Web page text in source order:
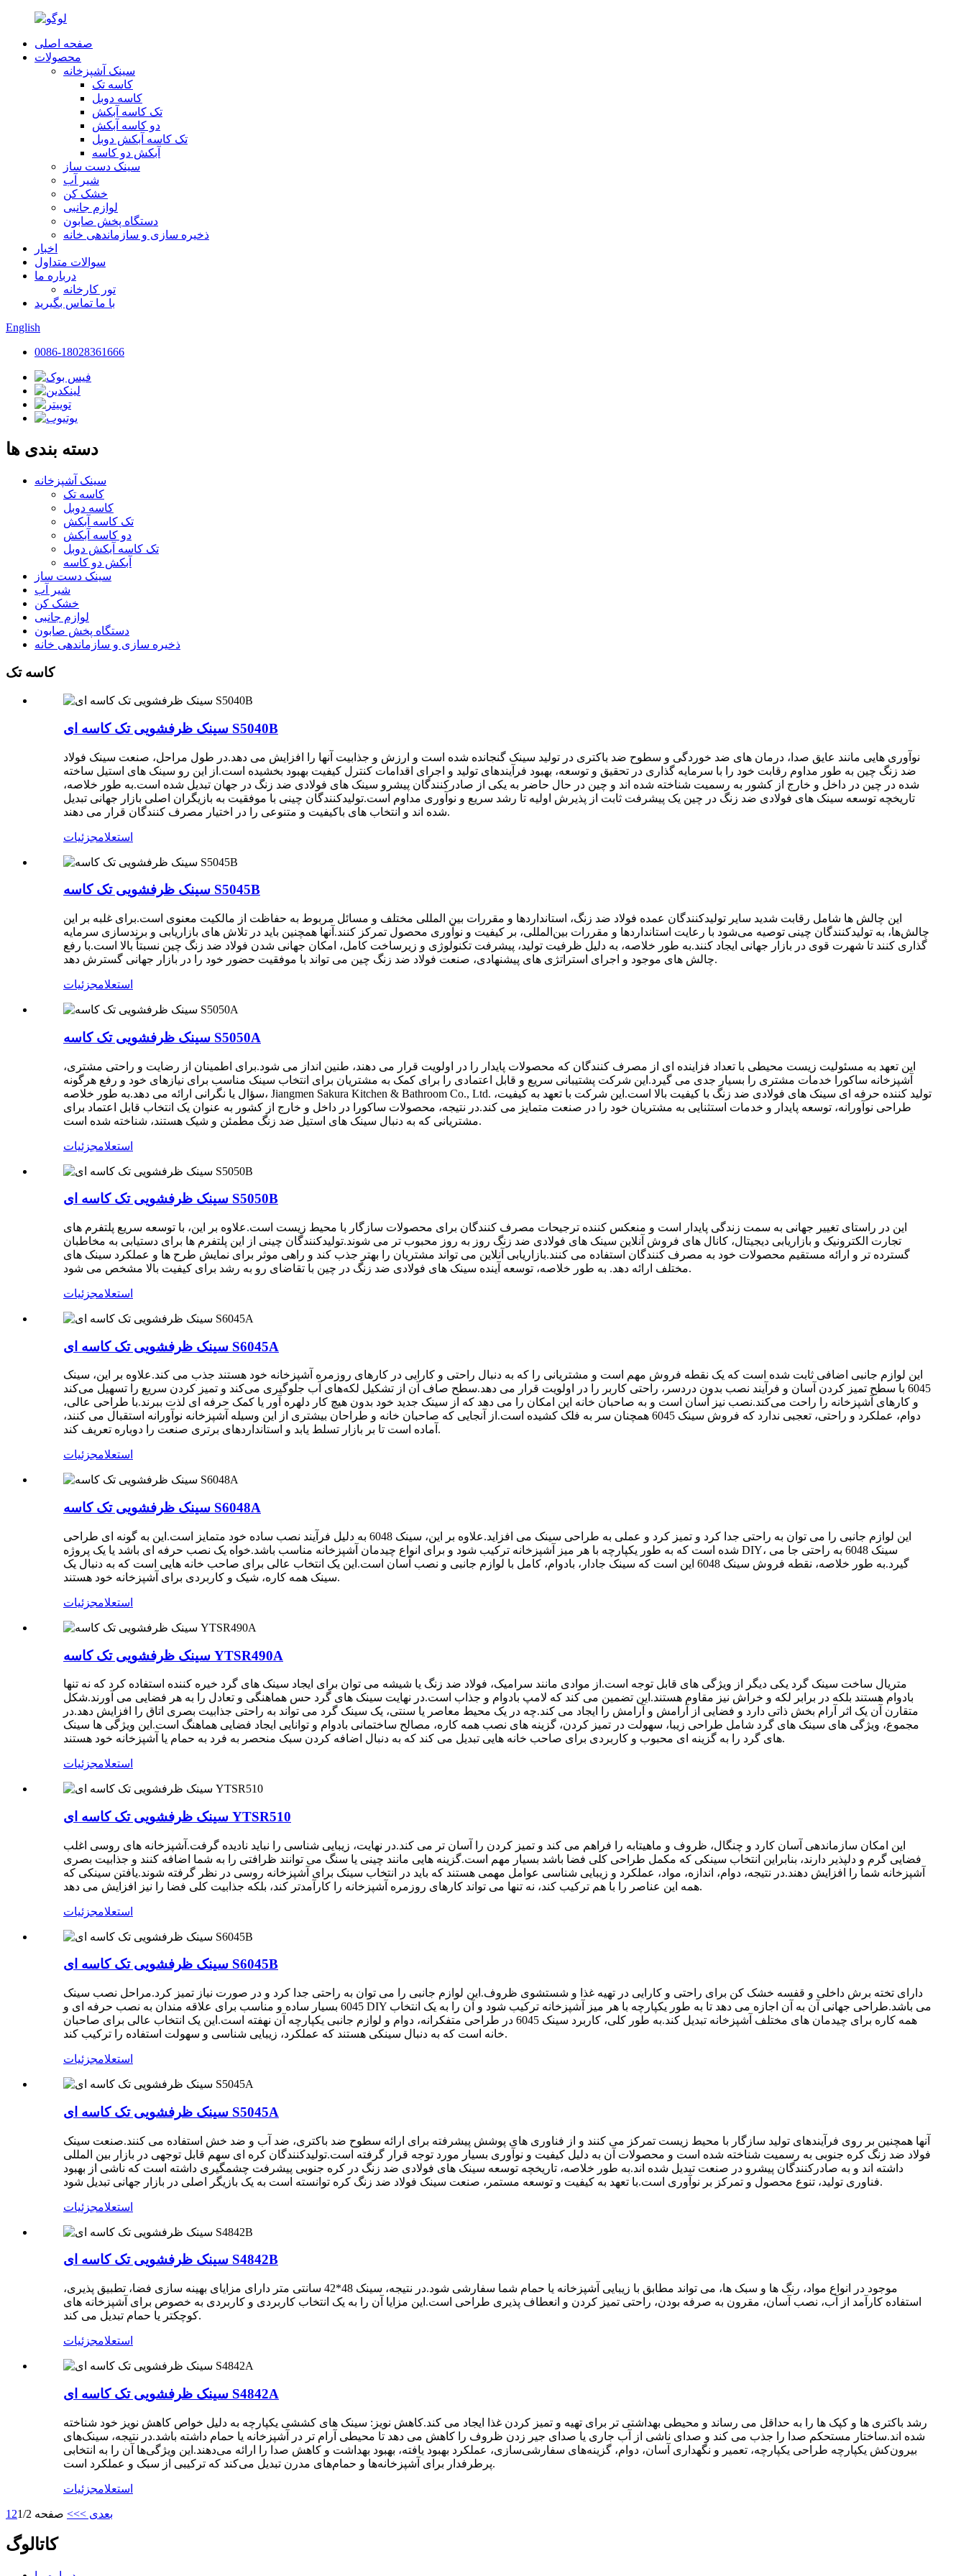
صفحه اصلی
محصولات
سینک آشپزخانه
کاسه تک
کاسه دوبل
تک کاسه آبکش
دو کاسه آبکش
تک کاسه آبکش دوبل
آبکش دو کاسه
سینک دست ساز
شير آب
خشک کن
لوازم جانبی
دستگاه پخش صابون
ذخیره سازی و سازماندهی خانه
اخبار
سوالات متداول
درباره ما
تور کارخانه
با ما تماس بگیرید
English
0086-18028361666
دسته بندی ها
سینک آشپزخانه
کاسه تک
کاسه دوبل
تک کاسه آبکش
دو کاسه آبکش
تک کاسه آبکش دوبل
آبکش دو کاسه
سینک دست ساز
شير آب
خشک کن
لوازم جانبی
دستگاه پخش صابون
ذخیره سازی و سازماندهی خانه
کاسه تک
سینک ظرفشویی تک کاسه ای S5040B
نوآوری هایی مانند عایق صدا، درمان های ضد خوردگی و سطوح ضد باکتری در تولید سینک گنجانده شده است و ارزش و جذابیت آنها را افزایش می دهد.در طول مراحل، صنعت سینک فولاد
ضد زنگ چین به طور مداوم رقابت خود را با سرمایه گذاری در تحقیق و توسعه، بهبود فرآیندهای تولید و اجرای اقدامات کنترل کیفیت بهبود بخشیده است.از این رو سینک های استیل ساخته
شده در چین در داخل و خارج از کشور به رسمیت شناخته شده اند و چین در حال حاضر به یکی از صادرکنندگان پیشرو سینک های فولادی ضد زنگ در جهان تبدیل شده است.به طور خلاصه،
تاریخچه توسعه سینک های فولادی ضد زنگ در چین یک پیشرفت ثابت از پذیرش اولیه تا رشد سریع و نوآوری مداوم است.تولیدکنندگان چینی با موفقیت به بازیگران اصلی بازار جهانی تبدیل
شده اند و انتخاب های باکیفیت و متنوعی را در اختیار مصرف کنندگان قرار می دهند.
استعلامجزئیات
سینک ظرفشویی تک کاسه S5045B
این چالش ها شامل رقابت شدید سایر تولیدکنندگان عمده فولاد ضد زنگ، استانداردها و مقررات بین المللی مختلف و مسائل مربوط به حفاظت از مالکیت معنوی است.برای غلبه بر این
چالش‌ها، به تولیدکنندگان چینی توصیه می‌شود با رعایت استانداردها و مقررات بین‌المللی، بر کیفیت و نوآوری محصول تمرکز کنند.آنها همچنین باید در تلاش های بازاریابی و برندسازی سرمایه
گذاری کنند تا شهرت قوی در بازار جهانی ایجاد کنند.به طور خلاصه، به دلیل ظرفیت تولید، پیشرفت تکنولوژی و زیرساخت کامل، امکان جهانی شدن فولاد ضد زنگ چین نسبتاً بالا است.با رفع
چالش های موجود و اجرای استراتژی های پیشنهادی، صنعت فولاد ضد زنگ چین می تواند با موفقیت حضور خود را در بازار جهانی گسترش دهد.
استعلامجزئیات
سینک ظرفشویی تک کاسه S5050A
این تعهد به مسئولیت زیست محیطی با تعداد فزاینده ای از مصرف کنندگان که محصولات پایدار را در اولویت قرار می دهند، طنین انداز می شود.برای اطمینان از رضایت و راحتی مشتری،
آشپزخانه ساکورا خدمات مشتری را بسیار جدی می گیرد.این شرکت پشتیبانی سریع و قابل اعتمادی را برای کمک به مشتریان برای انتخاب سینک مناسب برای نیازهای خود و رفع هرگونه
سؤال یا نگرانی ارائه می دهد.به طور خلاصه، Jiangmen Sakura Kitchen & Bathroom Co., Ltd. تولید کننده حرفه ای سینک های فولادی ضد زنگ با کیفیت بالا است.این شرکت با تعهد به کیفیت،
طراحی نوآورانه، توسعه پایدار و خدمات استثنایی به مشتریان خود را در صنعت متمایز می کند.در نتیجه، محصولات ساکورا در داخل و خارج از کشور به عنوان یک انتخاب قابل اعتماد برای
مشتریانی که به دنبال سینک های استیل ضد زنگ مطمئن و شیک هستند، شناخته شده است.
استعلامجزئیات
سینک ظرفشویی تک کاسه ای S5050B
این در راستای تغییر جهانی به سمت زندگی پایدار است و منعکس کننده ترجیحات مصرف کنندگان برای محصولات سازگار با محیط زیست است.علاوه بر این، با توسعه سریع پلتفرم های
تجارت الکترونیک و بازاریابی دیجیتال، کانال های فروش آنلاین سینک های فولادی ضد زنگ روز به روز محبوب تر می شوند.تولیدکنندگان چینی از این پلتفرم ها برای دستیابی به مخاطبان
گسترده تر و ارائه مستقیم محصولات خود به مصرف کنندگان استفاده می کنند.بازاریابی آنلاین می تواند مشتریان را بهتر جذب کند و راهی موثر برای نمایش طرح ها و عملکرد سینک های
مختلف ارائه دهد. به طور خلاصه، توسعه آینده سینک های فولادی ضد زنگ در چین با تقاضای رو به رشد برای کیفیت بالا مشخص می شود.
استعلامجزئیات
سینک ظرفشویی تک کاسه ای S6045A
این لوازم جانبی اضافی ثابت شده است که یک نقطه فروش مهم است و مشتریانی را که به دنبال راحتی و کارایی در کارهای روزمره آشپزخانه خود هستند جذب می کند.علاوه بر این، سینک
6045 با سطح تمیز کردن آسان و فرآیند نصب بدون دردسر، راحتی کاربر را در اولویت قرار می دهد.سطح صاف آن از تشکیل لکه‌های آب جلوگیری می‌کند و تمیز کردن سریع را تسهیل می‌کند
و کارهای آشپزخانه را راحت می‌کند.نصب نیز آسان است و به صاحبان خانه این امکان را می دهد که از سینک جدید خود بدون هیچ کار دلهره آور یا کمک حرفه ای لذت ببرند.با طراحی عالی،
دوام، عملکرد و راحتی، تعجبی ندارد که فروش سینک 6045 همچنان سر به فلک کشیده است.از آنجایی که صاحبان خانه و طراحان بیشتری از این وسیله آشپزخانه نوآورانه استقبال می کنند،
آماده است تا بر بازار تسلط یابد و استانداردهای برتری صنعت را دوباره تعریف کند.
استعلامجزئیات
سینک ظرفشویی تک کاسه S6048A
این لوازم جانبی را می توان به راحتی جدا کرد و تمیز کرد و عملی به طراحی سینک می افزاید.علاوه بر این، سینک 6048 به دلیل فرآیند نصب ساده خود متمایز است.این به گونه ای طراحی
شده است که به طور یکپارچه با هر میز آشپزخانه ترکیب شود و برای انواع چیدمان آشپزخانه مناسب باشد.خواه یک نصب حرفه ای باشد یا یک پروژه DIY، سینک 6048 به راحتی جا می
گیرد.به طور خلاصه، نقطه فروش سینک 6048 این است که سینک جادار، بادوام، کامل با لوازم جانبی و نصب آسان است.این یک انتخاب عالی برای صاحب خانه هایی است که به دنبال یک
سینک همه کاره، شیک و کاربردی برای آشپزخانه خود هستند.
استعلامجزئیات
سینک ظرفشویی تک کاسه YTSR490A
متریال ساخت سینک گرد یکی دیگر از ویژگی های قابل توجه است.از موادی مانند سرامیک، فولاد ضد زنگ یا شیشه می توان برای ایجاد سینک های گرد خیره کننده استفاده کرد که نه تنها
بادوام هستند بلکه در برابر لکه و خراش نیز مقاوم هستند.این تضمین می کند که لامپ بادوام و جذاب است.در نهایت سینک های گرد حس هماهنگی و تعادل را به هر فضایی می آورند.شکل
متقارن آن یک اثر آرام بخش ذاتی دارد و فضایی از آرامش و آرامش را ایجاد می کند.چه در یک محیط معاصر یا سنتی، یک سینک گرد می تواند به راحتی جذابیت بصری اتاق را افزایش دهد.در
مجموع، ویژگی های سینک های گرد شامل طراحی زیبا، سهولت در تمیز کردن، گزینه های نصب همه کاره، مصالح ساختمانی بادوام و توانایی ایجاد فضایی هماهنگ است.این ویژگی ها سینک
های گرد را به گزینه ای محبوب و کاربردی برای صاحب خانه هایی تبدیل می کند که به دنبال اضافه کردن سبک منحصر به فرد به حمام یا آشپزخانه خود هستند.
استعلامجزئیات
سینک ظرفشویی تک کاسه ای YTSR510
این امکان سازماندهی آسان کارد و چنگال، ظروف و ماهیتابه را فراهم می کند و تمیز کردن را آسان تر می کند.در نهایت، زیبایی شناسی را نباید نادیده گرفت.آشپزخانه های روسی اغلب
فضایی گرم و دلپذیر دارند، بنابراین انتخاب سینکی که مکمل طراحی کلی فضا باشد بسیار مهم است.گزینه هایی مانند چینی یا سنگ می توانند ظرافتی را به شما اضافه کنند و جذابیت بصری
آشپزخانه شما را افزایش دهند.در نتیجه، دوام، اندازه، مواد، عملکرد و زیبایی شناسی عوامل مهمی هستند که باید در انتخاب سینک برای آشپزخانه روسی در نظر گرفته شوند.یافتن سینکی که
همه این عناصر را با هم ترکیب کند، نه تنها می تواند کارهای روزمره آشپزخانه را کارآمدتر کند، بلکه جذابیت کلی فضا را نیز افزایش می دهد.
استعلامجزئیات
سینک ظرفشویی تک کاسه ای S6045B
دارای تخته برش داخلی و قفسه خشک کن برای راحتی و کارایی در تهیه غذا و شستشوی ظروف.این لوازم جانبی را می توان به راحتی جدا کرد و در صورت نیاز تمیز کرد.مراحل نصب سینک
6045 بسیار ساده و مناسب برای علاقه مندان به نصب حرفه ای و DIY می باشد.طراحی جهانی آن به آن اجازه می دهد تا به طور یکپارچه با هر میز آشپزخانه ترکیب شود و آن را به یک انتخاب
همه کاره برای چیدمان های مختلف آشپزخانه تبدیل کند.به طور کلی، کاربرد سینک 6045 در طراحی متفکرانه، دوام و لوازم جانبی یکپارچه آن نهفته است.این یک انتخاب عالی برای صاحبان
خانه است که به دنبال سینکی هستند که عملکرد، زیبایی شناسی و سهولت استفاده را ترکیب کند.
استعلامجزئیات
سینک ظرفشویی تک کاسه ای S5045A
آنها همچنین بر روی فرآیندهای تولید سازگار با محیط زیست تمرکز می کنند و از فناوری های پوشش پیشرفته برای ارائه سطوح ضد باکتری، ضد آب و ضد خش استفاده می کنند.صنعت سینک
فولاد ضد زنگ کره جنوبی به رسمیت شناخته شده است و محصولات آن به دلیل کیفیت و نوآوری بسیار مورد توجه قرار گرفته است.تولیدکنندگان کره ای سهم قابل توجهی در بازار بین المللی
داشته اند و به صادرکنندگان پیشرو در صنعت تبدیل شده اند.به طور خلاصه، تاریخچه توسعه سینک های فولادی ضد زنگ در کره جنوبی پیشرفت چشمگیری داشته است که ناشی از بهبود
فناوری تولید، تنوع محصول و تمرکز بر نوآوری است.با تعهد به کیفیت و توسعه مستمر، صنعت سینک فولاد ضد زنگ کره توانسته است به یک بازیگر اصلی در بازار جهانی تبدیل شود.
استعلامجزئیات
سینک ظرفشویی تک کاسه ای S4842B
موجود در انواع مواد، رنگ ها و سبک ها، می تواند مطابق با زیبایی آشپزخانه یا حمام شما سفارشی شود.در نتیجه، سینک 48*42 سانتی متر دارای مزایای بهینه سازی فضا، تطبیق پذیری،
استفاده کارآمد از آب، نصب آسان، مقرون به صرفه بودن، راحتی تمیز کردن و انعطاف پذیری طراحی است.این مزایا آن را به یک انتخاب کاربردی و کاربردی به خصوص برای آشپزخانه های
کوچکتر یا حمام تبدیل می کند.
استعلامجزئیات
سینک ظرفشویی تک کاسه ای S4842A
رشد باکتری ها و کپک ها را به حداقل می رساند و محیطی بهداشتی تر برای تهیه و تمیز کردن غذا ایجاد می کند.کاهش نویز: سینک های کششی یکپارچه به دلیل خواص کاهش نویز خود شناخته
شده اند.ساختار مستحکم صدا را جذب می کند و صدای ناشی از آب جاری یا صدای جیر زدن ظروف را کاهش می دهد تا محیطی آرام تر در آشپزخانه یا حمام داشته باشد.در نتیجه، سینک‌های
بیرون‌کش یکپارچه طراحی یکپارچه، تعمیر و نگهداری آسان، دوام، گزینه‌های سفارشی‌سازی، عملکرد بهبود یافته، بهبود بهداشت و کاهش صدا را ارائه می‌دهند.این ویژگی‌ها آن را به انتخابی
پرطرفدار برای آشپزخانه‌ها و حمام‌های مدرن تبدیل می‌کند که ترکیبی از سبک و عملکرد است.
استعلامجزئیات
1 2 بعدی >>> صفحه 1/2
کاتالوگ